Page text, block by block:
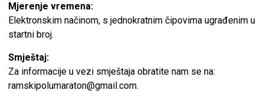
Mjerenje vremena:
Elektronskim načinom, s jednokratnim čipovima ugrađenim u
startni broj.
Smještaj:
Za informacije u vezi smještaja obratite nam se na:
ramskipolumaraton@gmail.com.